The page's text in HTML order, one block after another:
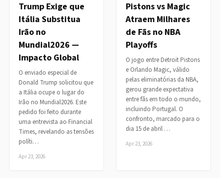
Trump Exige que
Itália Substitua
Irão no
Mundial2026 —
Impacto Global
O enviado especial de
Donald Trump solicitou que
a Itália ocupe o lugar do
Irão no Mundial2026. Este
pedido foi feito durante
uma entrevista ao Financial
Times, revelando as tensões
políti…
Apr 23, 2026
Pistons vs Magic
Atraem Milhares
de Fãs no NBA
Playoffs
O jogo entre Detroit Pistons
e Orlando Magic, válido
pelas eliminatórias da NBA,
gerou grande expectativa
entre fãs em todo o mundo,
incluindo Portugal. O
confronto, marcado para o
dia 15 de abril …
Apr 23, 2026